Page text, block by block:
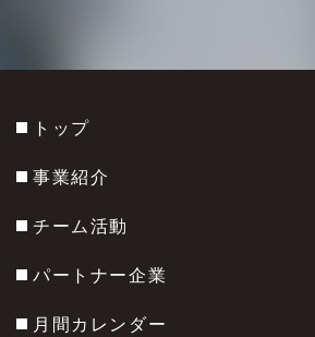
トップ
事業紹介
チーム活動
パートナー企業
月間カレンダー